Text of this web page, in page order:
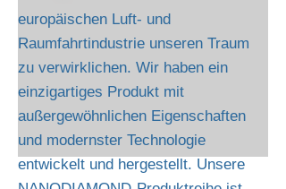
europäischen Luft- und
Raumfahrtindustrie unseren Traum
zu verwirklichen. Wir haben ein
einzigartiges Produkt mit
außergewöhnlichen Eigenschaften
und modernster Technologie
entwickelt und hergestellt. Unsere